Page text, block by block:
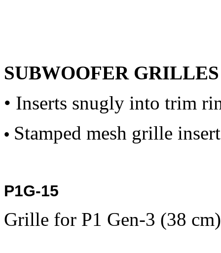
SUBWOOFER GRILLES
• Inserts snugly into trim
• Stamped mesh grille insert
P1G-15
Grille for P1 Gen-3 (38 cm)